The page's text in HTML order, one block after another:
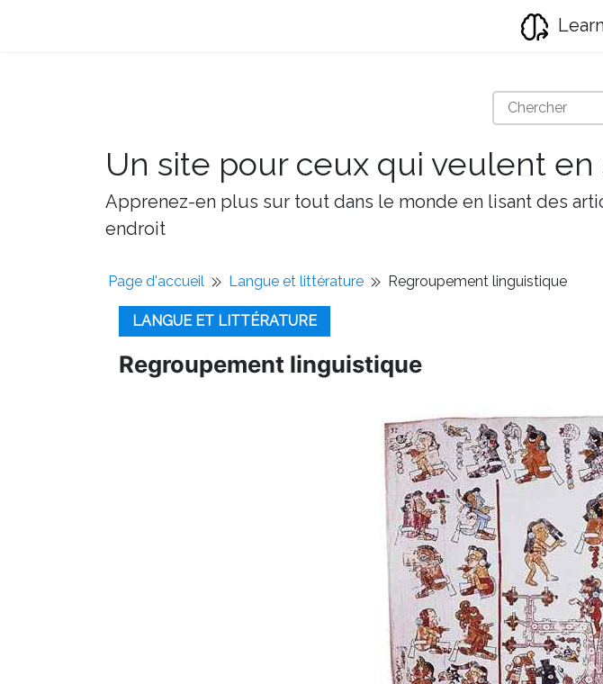
Un site pour ceux qui veulent en
Apprenez-en plus sur tout dans le monde en lisant des
endroit
Page d'accueil Langue et littérature Regroupement linguistique
LANGUE ET LITTÉRATURE
Regroupement linguistique